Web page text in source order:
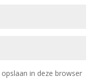
in deze browser